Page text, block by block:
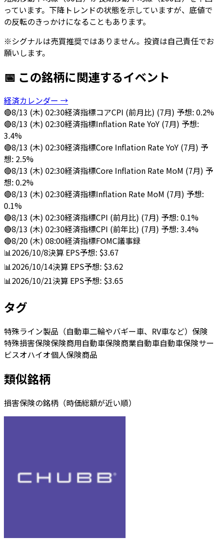
っています。下降トレンドの状態を示していますが、底値で
の反転のきっかけになることもあります。
※シグナルは売買推奨ではありません。投資は自己責任でお
願いします。
📅 この銘柄に関連するイベント
経済カレンダー →
🔴8/13 (木) 02:30経済指標コアCPI (前月比) (7月) 予想: 0.2%
🔴8/13 (木) 02:30経済指標Inflation Rate YoY (7月) 予想:
3.4%
🔴8/13 (木) 02:30経済指標Core Inflation Rate YoY (7月) 予
想: 2.5%
🔴8/13 (木) 02:30経済指標Core Inflation Rate MoM (7月) 予
想: 0.2%
🔴8/13 (木) 02:30経済指標Inflation Rate MoM (7月) 予想:
0.1%
🔴8/13 (木) 02:30経済指標CPI (前月比) (7月) 予想: 0.1%
🔴8/13 (木) 02:30経済指標CPI (前年比) (7月) 予想: 3.4%
🔴8/20 (木) 08:00経済指標FOMC議事録
📊2026/10/8決算 EPS予想: $3.67
📊2026/10/14決算 EPS予想: $3.62
📊2026/10/21決算 EPS予想: $3.65
タグ
特殊ライン製品（自動車二輪やバギー車、RV車など）保険
特殊損害保険保険商用自動車保険商業自動車自動車保険サー
ビスオハイオ個人保険商品
類似銘柄
損害保険の銘柄（時価総額が近い順）